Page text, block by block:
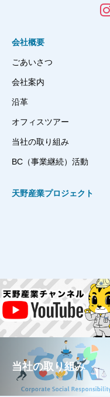
会社概要
ごあいさつ
会社案内
沿革
オフィスツアー
当社の取り組み
BC（事業継続）活動
天野産業プロジェクト
当社の取り組み